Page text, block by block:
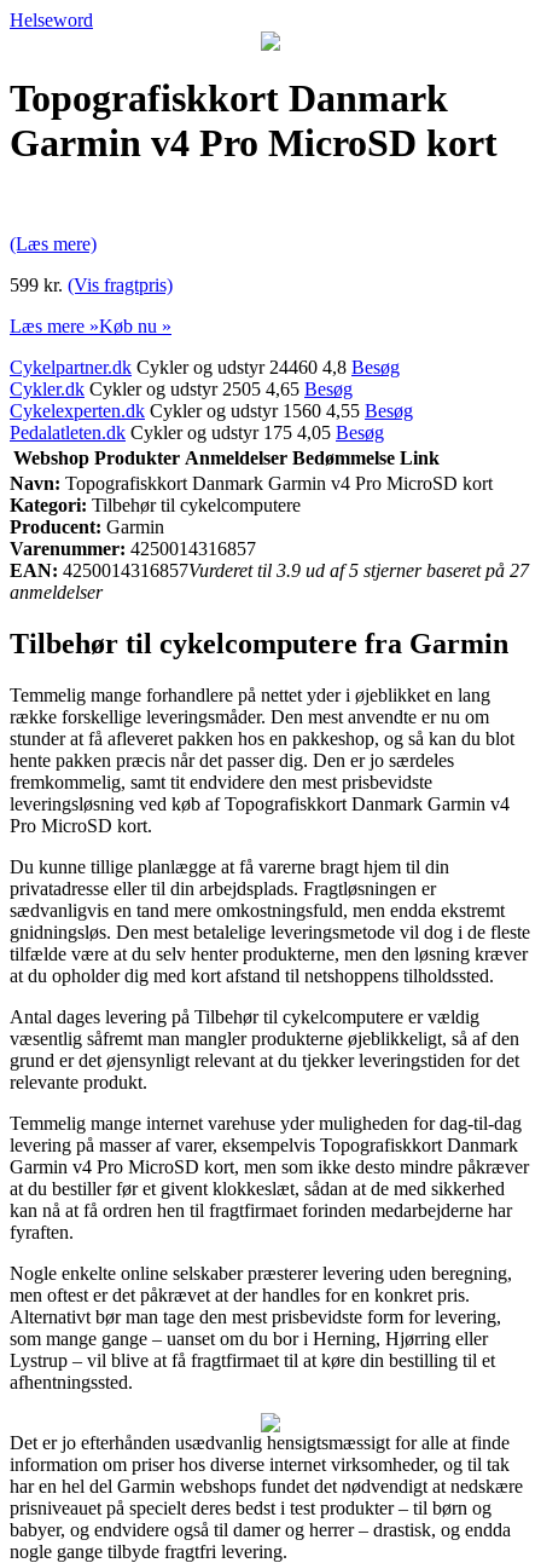
Helseword
Topografiskkort Danmark
Garmin v4 Pro MicroSD kort
(Læs mere)
599 kr. (Vis fragtpris)
Læs mere »Køb nu »
Cykelpartner.dk Cykler og udstyr 24460 4,8 Besøg
Cykler.dk Cykler og udstyr 2505 4,65 Besøg
Cykelexperten.dk Cykler og udstyr 1560 4,55 Besøg
Pedalatleten.dk Cykler og udstyr 175 4,05 Besøg
Webshop Produkter Anmeldelser Bedømmelse Link
Navn: Topografiskkort Danmark Garmin v4 Pro MicroSD kort
Kategori: Tilbehør til cykelcomputere
Producent: Garmin
Varenummer: 4250014316857
EAN: 4250014316857Vurderet til 3.9 ud af 5 stjerner baseret på 27
anmeldelser
Tilbehør til cykelcomputere fra Garmin
Temmelig mange forhandlere på nettet yder i øjeblikket en lang
række forskellige leveringsmåder. Den mest anvendte er nu om
stunder at få afleveret pakken hos en pakkeshop, og så kan du blot
hente pakken præcis når det passer dig. Den er jo særdeles
fremkommelig, samt tit endvidere den mest prisbevidste
leveringsløsning ved køb af Topografiskkort Danmark Garmin v4
Pro MicroSD kort.
Du kunne tillige planlægge at få varerne bragt hjem til din
privatadresse eller til din arbejdsplads. Fragtløsningen er
sædvanligvis en tand mere omkostningsfuld, men endda ekstremt
gnidningsløs. Den mest betalelige leveringsmetode vil dog i de fleste
tilfælde være at du selv henter produkterne, men den løsning kræver
at du opholder dig med kort afstand til netshoppens tilholdssted.
Antal dages levering på Tilbehør til cykelcomputere er vældig
væsentlig såfremt man mangler produkterne øjeblikkeligt, så af den
grund er det øjensynligt relevant at du tjekker leveringstiden for det
relevante produkt.
Temmelig mange internet varehuse yder muligheden for dag-til-dag
levering på masser af varer, eksempelvis Topografiskkort Danmark
Garmin v4 Pro MicroSD kort, men som ikke desto mindre påkræver
at du bestiller før et givent klokkeslæt, sådan at de med sikkerhed
kan nå at få ordren hen til fragtfirmaet forinden medarbejderne har
fyraften.
Nogle enkelte online selskaber præsterer levering uden beregning,
men oftest er det påkrævet at der handles for en konkret pris.
Alternativt bør man tage den mest prisbevidste form for levering,
som mange gange – uanset om du bor i Herning, Hjørring eller
Lystrup – vil blive at få fragtfirmaet til at køre din bestilling til et
afhentningssted.
Det er jo efterhånden usædvanlig hensigtsmæssigt for alle at finde
information om priser hos diverse internet virksomheder, og til tak
har en hel del Garmin webshops fundet det nødvendigt at nedskære
prisniveauet på specielt deres bedst i test produkter – til børn og
babyer, og endvidere også til damer og herrer – drastisk, og endda
nogle gange tilbyde fragtfri levering.